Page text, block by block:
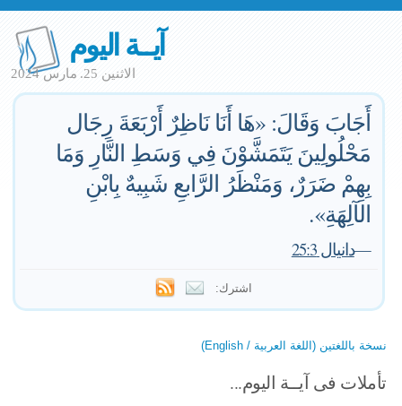
آيــة اليوم
الاثنين 25. مارس 2024
أَجَابَ وَقَالَ: «هَا أَنَا نَاظِرٌ أَرْبَعَةَ رِجَال
مَحْلُولِينَ يَتَمَشَّوْنَ فِي وَسَطِ النَّارِ وَمَا
بِهِمْ ضَرَرٌ، وَمَنْظَرُ الرَّابعِ شَبِيهٌ بِابْنِ
الآلِهَةِ».
—دانيال 25:3
اشترك:
نسخة باللغتين (اللغة العربية / English)
تأملات فى آيــة اليوم...